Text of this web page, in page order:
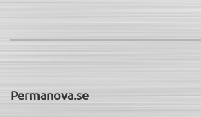
Permanova.se